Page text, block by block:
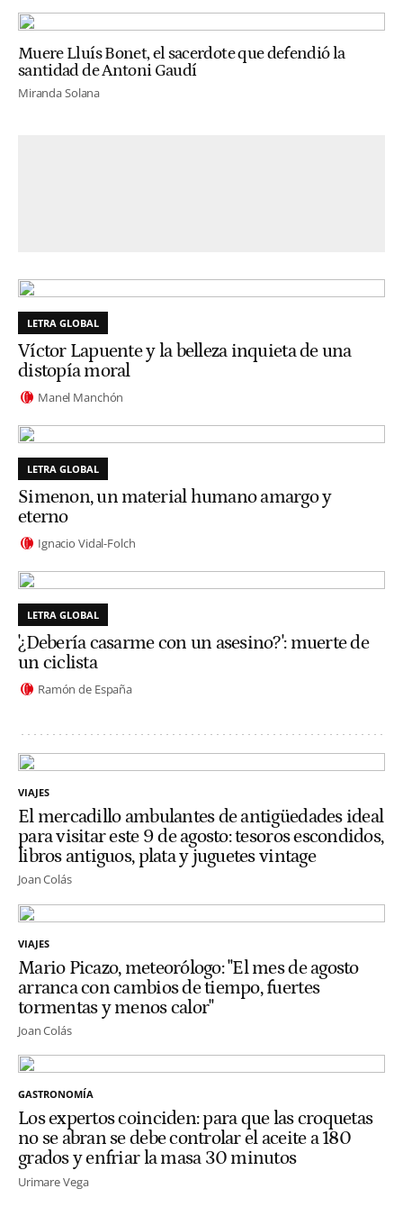
Muere Lluís Bonet, el sacerdote que defendió la
santidad de Antoni Gaudí
Miranda Solana
LETRA GLOBAL
Víctor Lapuente y la belleza inquieta de una
distopía moral
Manel Manchón
LETRA GLOBAL
Simenon, un material humano amargo y
eterno
Ignacio Vidal-Folch
LETRA GLOBAL
'¿Debería casarme con un asesino?': muerte de
un ciclista
Ramón de España
VIAJES
El mercadillo ambulantes de antigüedades ideal
para visitar este 9 de agosto: tesoros escondidos,
libros antiguos, plata y juguetes vintage
Joan Colás
VIAJES
Mario Picazo, meteorólogo: "El mes de agosto
arranca con cambios de tiempo, fuertes
tormentas y menos calor"
Joan Colás
GASTRONOMÍA
Los expertos coinciden: para que las croquetas
no se abran se debe controlar el aceite a 180
grados y enfriar la masa 30 minutos
Urimare Vega